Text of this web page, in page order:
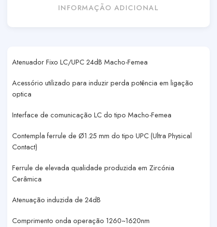
INFORMAÇÃO ADICIONAL
Atenuador Fixo LC/UPC 24dB Macho-Femea
Acessório utilizado para induzir perda potência em ligação
optica
Interface de comunicação LC do tipo Macho-Femea
Contempla ferrule de Ø1.25 mm do tipo UPC (Ultra Physical
Contact)
Ferrule de elevada qualidade produzida em Zircónia
Cerâmica
Atenuação induzida de 24dB
Comprimento onda operação 1260~1620nm